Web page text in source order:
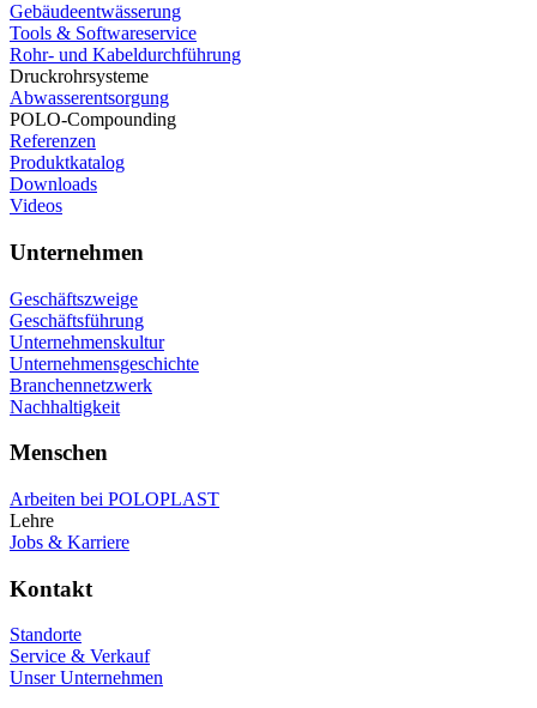
Gebäudeentwässerung
Tools & Softwareservice
Rohr- und Kabeldurchführung
Druckrohrsysteme
Abwasserentsorgung
POLO-Compounding
Referenzen
Produktkatalog
Downloads
Videos
Unternehmen
Geschäftszweige
Geschäftsführung
Unternehmenskultur
Unternehmensgeschichte
Branchennetzwerk
Nachhaltigkeit
Menschen
Arbeiten bei POLOPLAST
Lehre
Jobs & Karriere
Kontakt
Standorte
Service & Verkauf
Unser Unternehmen